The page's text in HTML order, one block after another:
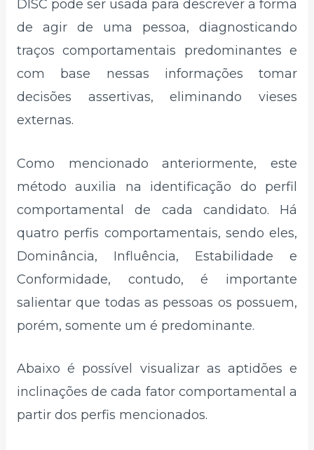
DISC pode ser usada para descrever a forma
de agir de uma pessoa, diagnosticando
traços comportamentais predominantes e
com base nessas informações tomar
decisões assertivas, eliminando vieses
externas.
Como mencionado anteriormente, este
método auxilia na identificação do perfil
comportamental de cada candidato. Há
quatro perfis comportamentais, sendo eles,
Dominância, Influência, Estabilidade e
Conformidade, contudo, é importante
salientar que todas as pessoas os possuem,
porém, somente um é predominante.
Abaixo é possível visualizar as aptidões e
inclinações de cada fator comportamental a
partir dos perfis mencionados.